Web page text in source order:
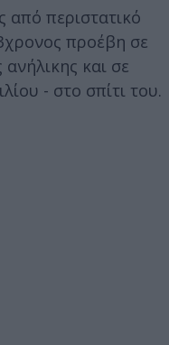
από περιστατικό
προέβη σε
και σε
- στο σπίτι του.